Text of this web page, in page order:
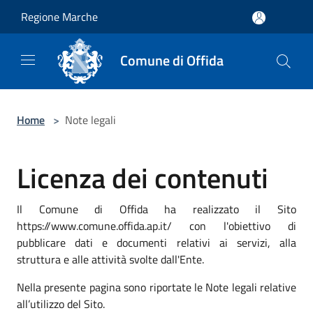
Regione Marche
Comune di Offida
Home > Note legali
Licenza dei contenuti
Il Comune di Offida ha realizzato il Sito
https://www.comune.offida.ap.it/ con l'obiettivo di
pubblicare dati e documenti relativi ai servizi, alla
struttura e alle attività svolte dall'Ente.
Nella presente pagina sono riportate le Note legali relative
all’utilizzo del Sito.